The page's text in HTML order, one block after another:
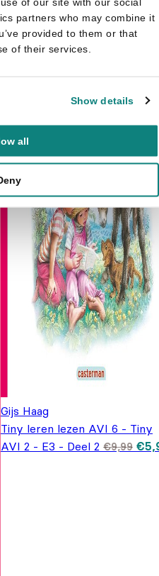
partners who may combine it
provided to them or that
of their services.
Show details
all
Gijs Haag
Tiny leren lezen AVI 6 - Tiny
AVI 2 - E3 - Deel 2 €9,99 €